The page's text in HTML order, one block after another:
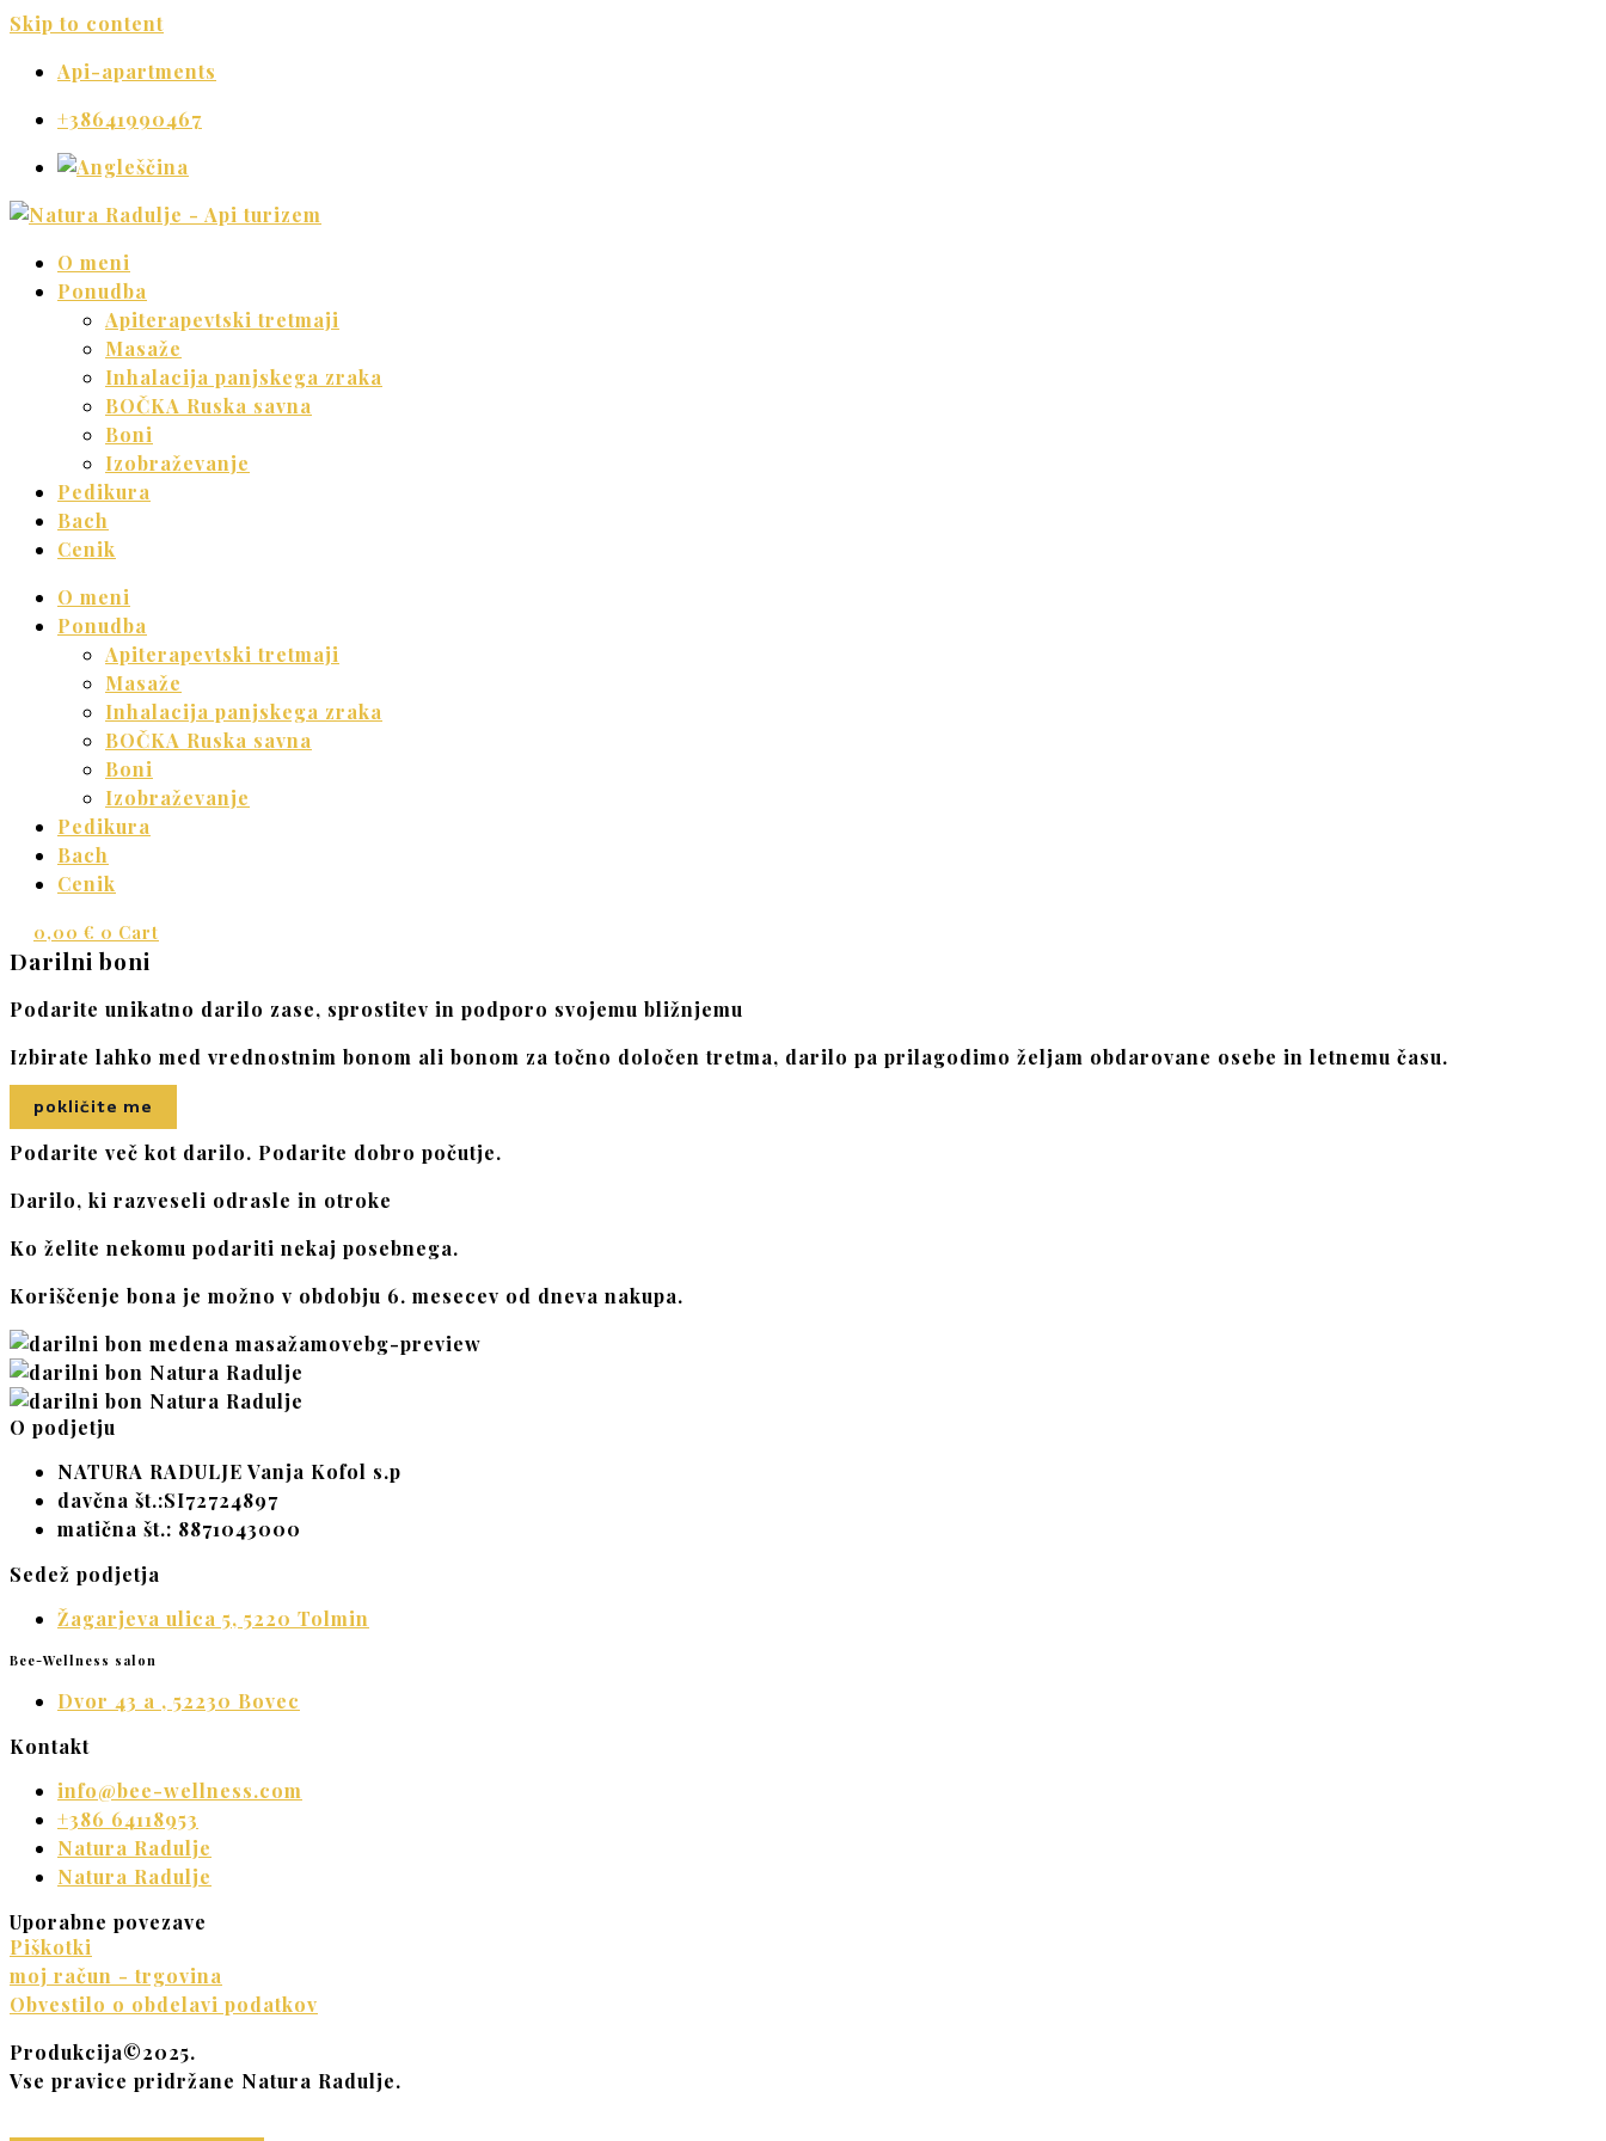
Skip to content
Api-apartments
+38641990467
O meni
Ponudba
Apiterapevtski tretmaji
Masaže
Inhalacija panjskega zraka
BOČKA Ruska savna
Boni
Izobraževanje
Pedikura
Bach
Cenik
O meni
Ponudba
Apiterapevtski tretmaji
Masaže
Inhalacija panjskega zraka
BOČKA Ruska savna
Boni
Izobraževanje
Pedikura
Bach
Cenik
0,00 € 0 Cart
Darilni boni
Podarite unikatno darilo zase, sprostitev in podporo svojemu bližnjemu
Izbirate lahko med vrednostnim bonom ali bonom za točno določen tretma, darilo pa prilagodimo željam obdarovane osebe in letnemu času.
pokličite me
Podarite več kot darilo. Podarite dobro počutje.
Darilo, ki razveseli odrasle in otroke
Ko želite nekomu podariti nekaj posebnega.
Koriščenje bona je možno v obdobju 6. mesecev od dneva nakupa.
O podjetju
NATURA RADULJE Vanja Kofol s.p
davčna št.:SI72724897
matična št.: 8871043000
Sedež podjetja
Žagarjeva ulica 5, 5220 Tolmin
Bee-Wellness salon
Dvor 43 a , 52230 Bovec
Kontakt
info@bee-wellness.com
+386 64118953
Natura Radulje
Natura Radulje
Uporabne povezave
Piškotki
moj račun - trgovina
Obvestilo o obdelavi podatkov
Produkcija©2025.
Vse pravice pridržane Natura Radulje.